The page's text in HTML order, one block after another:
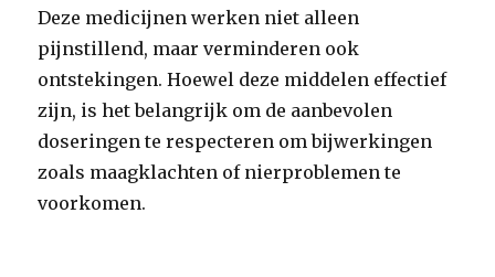
Deze medicijnen werken niet alleen
pijnstillend, maar verminderen ook
ontstekingen. Hoewel deze middelen effectief
zijn, is het belangrijk om de aanbevolen
doseringen te respecteren om bijwerkingen
zoals maagklachten of nierproblemen te
voorkomen.